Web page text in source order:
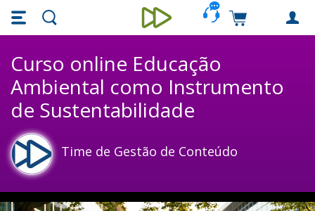
Skip main navigation
Skip to main content
Unieducar
Carrinho de
Curso online Educação
Ambiental como Instrumento
de Sustentabilidade
Time de Gestão de Conteúdo